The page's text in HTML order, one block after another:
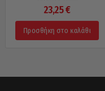
23,25€
Προσθήκη στο καλάθι